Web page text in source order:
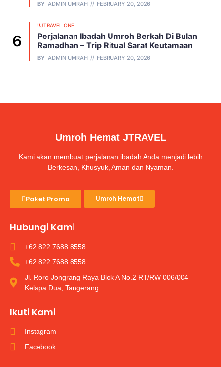
BY ADMIN UMRAH FEBRUARY 20, 2026
!!JTRAVEL ONE
Perjalanan Ibadah Umroh Berkah Di Bulan
Ramadhan – Trip Ritual Sarat Keutamaan
BY ADMIN UMRAH FEBRUARY 20, 2026
Umroh Hemat JTRAVEL
Kami akan membuat perjalanan ibadah Anda menjadi lebih
Berkesan, Khusyuk, Aman dan Nyaman.
Paket Promo Umroh Hemat
Hubungi Kami
+62 822 7688 8558
+62 822 7688 8558
Jl. Roro Jongrang Raya Blok A No.2 RT/RW 006/004
Kelapa Dua, Tangerang
Ikuti Kami
Instagram
Facebook